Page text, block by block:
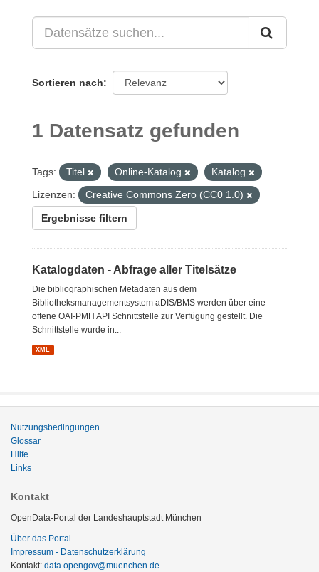
Sortieren nach
1 Datensatz gefunden
Tags: Titel Online-Katalog
Katalog
Lizenzen:
Creative Commons Zero (CC0 1.0)
Ergebnisse filtern
Katalogdaten - Abfrage aller Titelsätze
Die bibliographischen Metadaten aus dem
Bibliotheksmanagementsystem aDIS/BMS werden über eine
offene OAI-PMH API Schnittstelle zur Verfügung gestellt. Die
Schnittstelle wurde in...
XML
Nutzungsbedingungen
Glossar
Hilfe
Links
Kontakt
OpenData-Portal der Landeshauptstadt München
Über das Portal
Impressum - Datenschutzerklärung
Kontakt: data.opengov@muenchen.de